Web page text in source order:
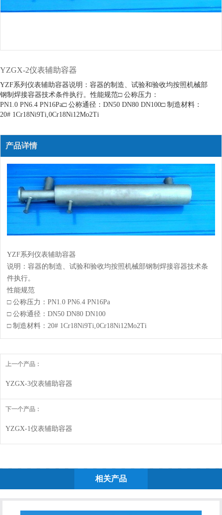
YZGX-2仪表辅助容器
YZF系列仪表辅助容器说明：容器的制造、试验和验收均按照机械部
钢制焊接容器技术条件执行。性能规范□ 公称压力：
PN1.0 PN6.4 PN16Pa□ 公称通径：DN50 DN80 DN100□ 制造材料：
20# 1Cr18Ni9Ti,0Cr18Ni12Mo2Ti
产品详情
YZF系列仪表辅助容器
说明：容器的制造、试验和验收均按照机械部钢制焊接容器技术条
件执行。
性能规范
□ 公称压力：PN1.0 PN6.4 PN16Pa
□ 公称通径：DN50 DN80 DN100
□ 制造材料：20# 1Cr18Ni9Ti,0Cr18Ni12Mo2Ti
上一个产品：
YZGX-3仪表辅助容器
下一个产品：
YZGX-1仪表辅助容器
相关产品